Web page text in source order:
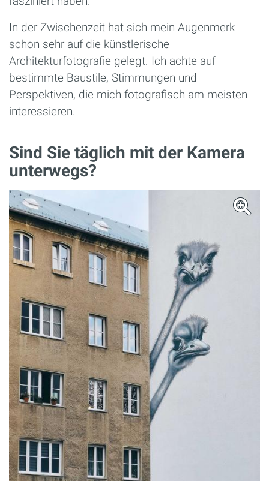
In der Zwischenzeit hat sich mein Augenmerk
schon sehr auf die künstlerische
Architekturfotografie gelegt. Ich achte auf
bestimmte Baustile, Stimmungen und
Perspektiven, die mich fotografisch am meisten
interessieren.
Sind Sie täglich mit der Kamera
unterwegs?